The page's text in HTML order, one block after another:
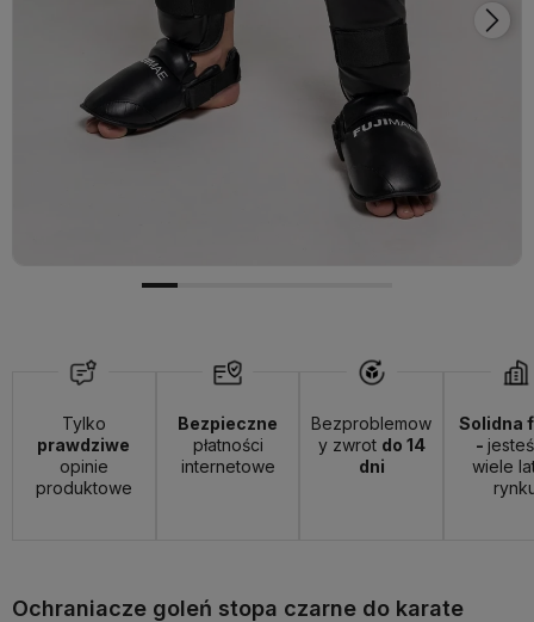
Tylko
prawdziwe
opinie
produktowe
Bezpieczne
płatności
internetowe
Bezproblemow
y zwrot do 14
dni
Solidna
-
wiele
Ochraniacze goleń stopa czarne do karate